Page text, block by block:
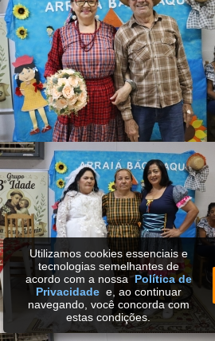
Utilizamos cookies essenciais e
tecnologias semelhantes de
acordo com a nossaPolítica de
Privacidadee, ao continuar
navegando, você concorda com
estas condições.